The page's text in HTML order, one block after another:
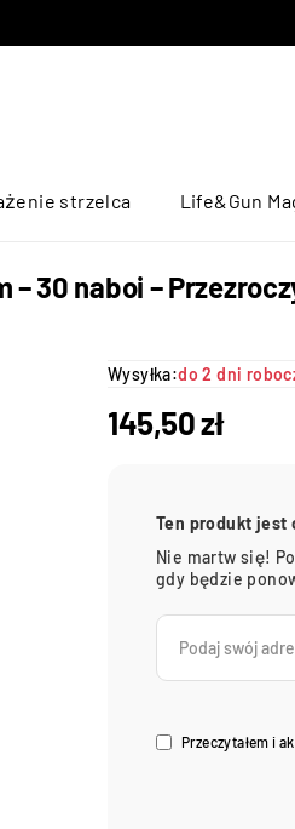
strzelca Life&Gun
– 30 naboi –
Wysyłka:do 2 dni
145,50zł
Ten produkt jest
Nie martw się!
gdy będzie
Przeczytałem i